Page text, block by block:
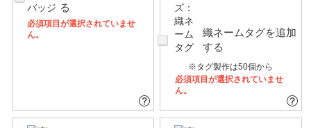
る
必須項目が選択されていませ
ん。
織ネームタグを追加
する
※タグ製作は50個から
必須項目が選択されていませ
ん。